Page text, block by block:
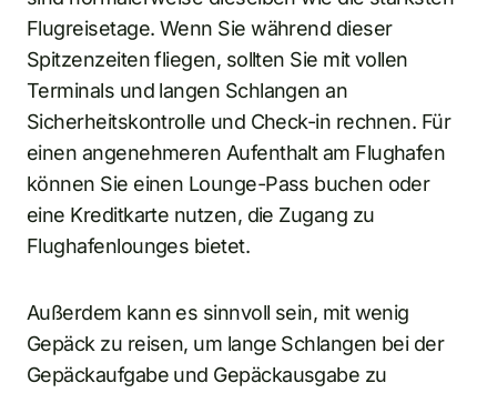
Flugreisetage. Wenn Sie während dieser
Spitzenzeiten fliegen, sollten Sie mit vollen
Terminals und langen Schlangen an
Sicherheitskontrolle und Check-in rechnen. Für
einen angenehmeren Aufenthalt am Flughafen
können Sie einen Lounge-Pass buchen oder
eine Kreditkarte nutzen, die Zugang zu
Flughafenlounges bietet.
Außerdem kann es sinnvoll sein, mit wenig
Gepäck zu reisen, um lange Schlangen bei der
Gepäckaufgabe und Gepäckausgabe zu